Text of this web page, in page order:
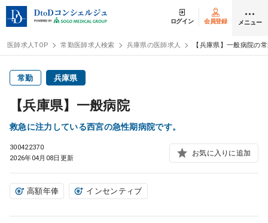
ログイン 会員登録 メニュー
医師求人
常勤検索
非常勤検索 アルバイト
スポット検索 アルバイト
医師求人TOP 常勤医師求人検索 兵庫県の医師求人 【兵庫県】一般病院の
常勤 兵庫県
【兵庫県】一般病院
救急に注力している西宮の急性期病院です。
300422370
2026年04月08日更新
お気に入りに追加
高額年俸 インセンティブ